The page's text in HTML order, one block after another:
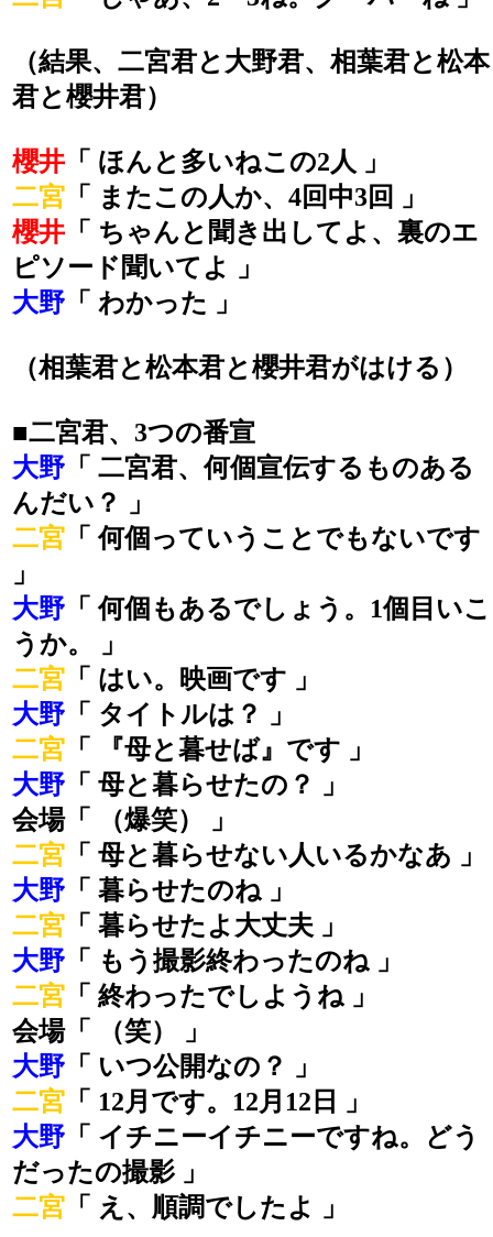
（結果、二宮君と大野君、相葉君と松本
君と櫻井君）
櫻井 「 ほんと多いねこの2人 」
二宮 「 またこの人か、4回中3回 」
櫻井 「 ちゃんと聞き出してよ、裏のエ
ピソード聞いてよ 」
大野 「 わかった 」
（相葉君と松本君と櫻井君がはける）
■二宮君、3つの番宣
大野 「 二宮君、何個宣伝するものある
んだい？ 」
二宮 「 何個っていうことでもないです
」
大野 「 何個もあるでしょう。1個目いこ
うか。 」
二宮 「 はい。映画です 」
大野 「 タイトルは？ 」
二宮 「 『母と暮せば』です 」
大野 「 母と暮らせたの？ 」
会場「 （爆笑） 」
二宮 「 母と暮らせない人いるかなあ 」
大野 「 暮らせたのね 」
二宮 「 暮らせたよ大丈夫 」
大野 「 もう撮影終わったのね 」
二宮 「 終わったでしようね 」
会場「 （笑） 」
大野 「 いつ公開なの？ 」
二宮 「 12月です。12月12日 」
大野 「 イチニーイチニーですね。どう
だったの撮影 」
二宮 「 え、順調でしたよ 」